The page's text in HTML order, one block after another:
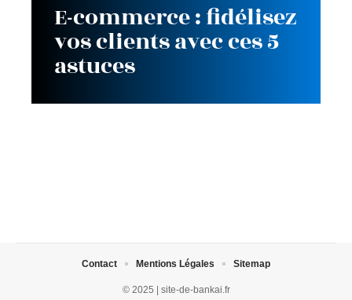
E-commerce : fidélisez
vos clients avec ces 5
astuces
© 2025 | site-de-bankai.fr
Contact Mentions Légales Sitemap